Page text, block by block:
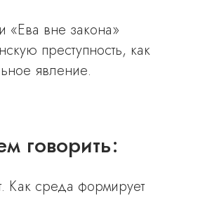
«Ева вне закона»
преступность, как
явление.
г оворить:
Как среда формирует